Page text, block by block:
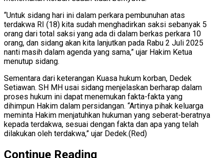
“Untuk sidang hari ini dalam perkara pembunuhan atas
terdakwa RI (18) kita sudah menghadirkan saksi sebanyak 5
orang dari total saksi yang ada di dalam berkas perkara 10
orang, dan sidang akan kita lanjutkan pada Rabu 2 Juli 2025
nanti masih dalam agenda yang sama,” ujar Hakim Ketua
menutup sidang.
Sementara dari keterangan Kuasa hukum korban, Dedek
Setiawan. SH MH usai sidang menjelaskan berharap dalam
proses hukum ini dapat menemukan fakta-fakta yang
dihimpun Hakim dalam persidangan. “Artinya pihak keluarga
meminta Hakim menjatuhkan hukuman yang seberat-beratnya
kepada terdakwa, sesuai dengan fakta dan apa yang telah
dilakukan oleh terdakwa,” ujar Dedek.(Red)
Continue Reading